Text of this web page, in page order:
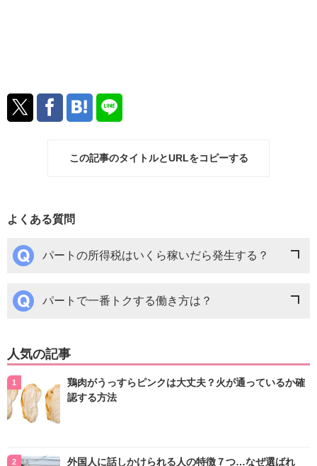
この記事のタイトルとURLをコピーする
よくある質問
パートの所得税はいくら稼いだら発生する？
パートで一番トクする働き方は？
人気の記事
鶏肉がうっすらピンクは大丈夫？火が通っているか確
認する方法
外国人に話しかけられる人の特徴７つ…なぜ選ばれ